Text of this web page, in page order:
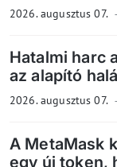
2026. augusztus 07.
Hatalmi harc
az alapító
2026. augusztus 07.
A MetaMask
egy új token,